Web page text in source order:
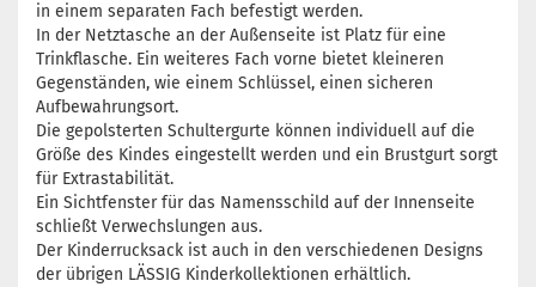
in einem separaten Fach befestigt werden.
In der Netztasche an der Außenseite ist Platz für eine
Trinkflasche. Ein weiteres Fach vorne bietet kleineren
Gegenständen, wie einem Schlüssel, einen sicheren
Aufbewahrungsort.
Die gepolsterten Schultergurte können individuell auf die
Größe des Kindes eingestellt werden und ein Brustgurt sorgt
für Extrastabilität.
Ein Sichtfenster für das Namensschild auf der Innenseite
schließt Verwechslungen aus.
Der Kinderrucksack ist auch in den verschiedenen Designs
der übrigen LÄSSIG Kinderkollektionen erhältlich.